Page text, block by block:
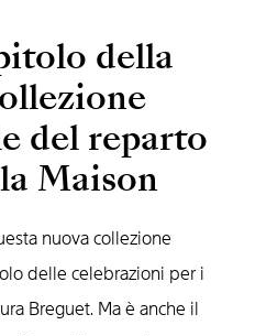
della
del reparto
Maison
nuova collezione
delle celebrazioni per i
Breguet. Ma è anche il